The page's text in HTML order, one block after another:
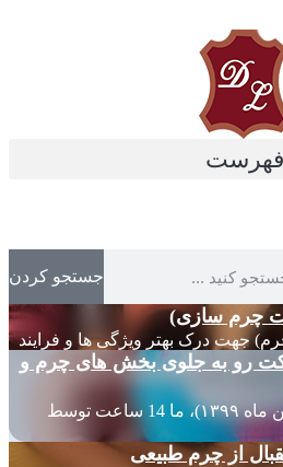
فهرست
جستجو کردن
چرم سازی)
جهت درک بهتر ویژگی ها و فرایند
رو به جلوی بخش های چرم و
از ماه آوریل امسال (فروردین ماه ۱۳۹۹)، ما 14 ساعت توسط
از چرم طبیعی